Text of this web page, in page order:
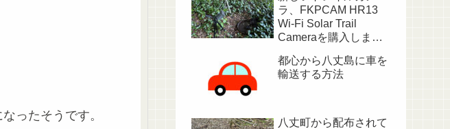
ったそうです。
ラ、FKPCAM HR13
Wi-Fi Solar Trail
Cameraを購入しまし
都心から八丈島に車を
輸送する方法
八丈町から配布されて